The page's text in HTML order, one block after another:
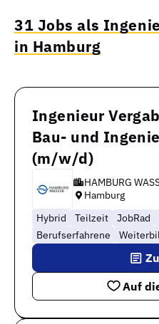
31 Jobs als
in Hamburg
Ingenieur
Bau- und
(m/w/d)
HAMBURG
Hamburg
Hybrid
Teilzeit JobRad
Berufserfahrene
Auf